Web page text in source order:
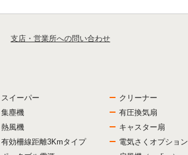
支店・営業所への問い合わせ
スイーパー
クリーナー
集塵機
有圧換気扇
熱風機
キャスター扇
有効柵線距離3Kmタイプ
電気さくオプション